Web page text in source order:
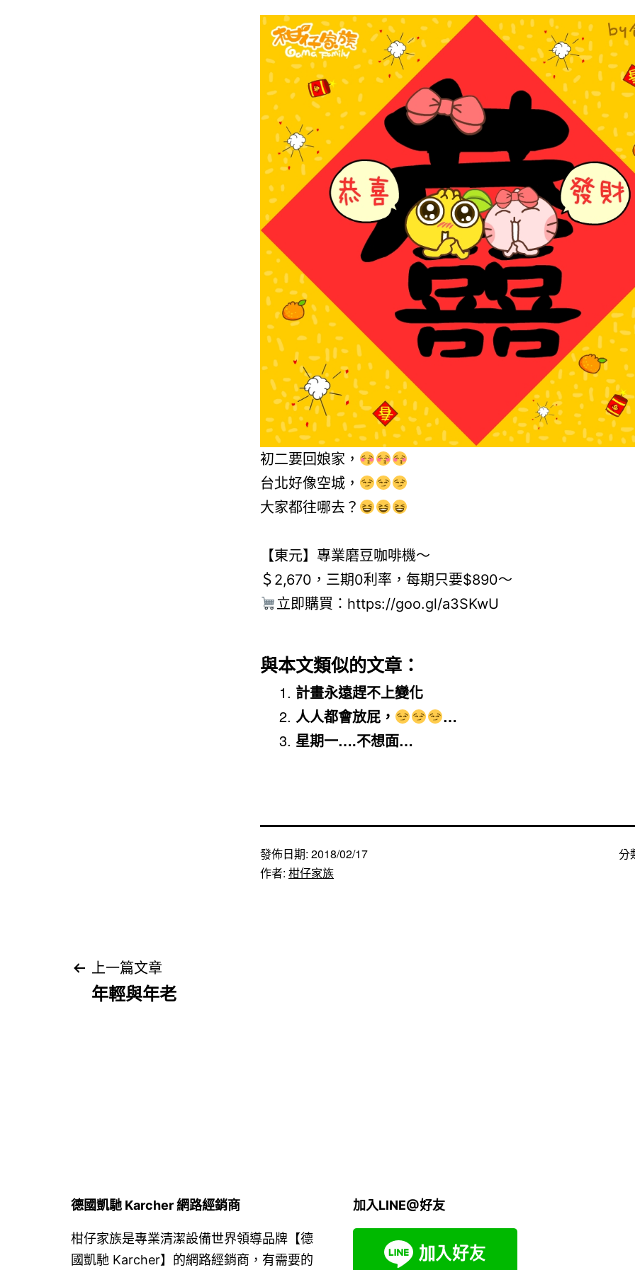
初二要回娘家，
台北好像空城，
大家都往哪去？
【東元】專業磨豆咖啡機～
＄2,670，三期0利率，每期只要$890～
立即購買：https://goo.gl/a3SKwU
與本文類似的文章：
計畫永遠趕不上變化
人人都會放屁，
…
星期一….不想面…
發佈日期: 2018/02/17
作者: 柑仔家族
分
文上一篇文章
年輕與年老
德國凱馳 Karcher 網路經銷商
柑仔家族是專業清潔設備世界領導品牌【德
國凱馳 Karcher】的網路經銷商，有需要的
加入LINE@好友